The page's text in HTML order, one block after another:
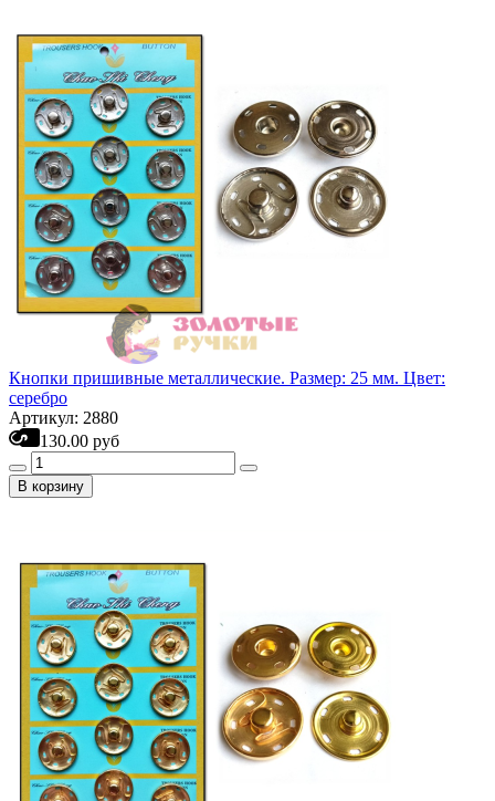
Кнопки пришивные металлические. Размер: 25 мм. Цвет:
серебро
Артикул: 2880
130.00 руб
В корзину